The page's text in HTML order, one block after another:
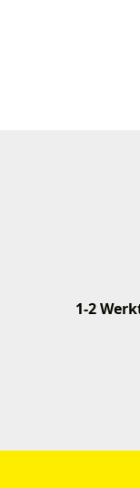
1-2